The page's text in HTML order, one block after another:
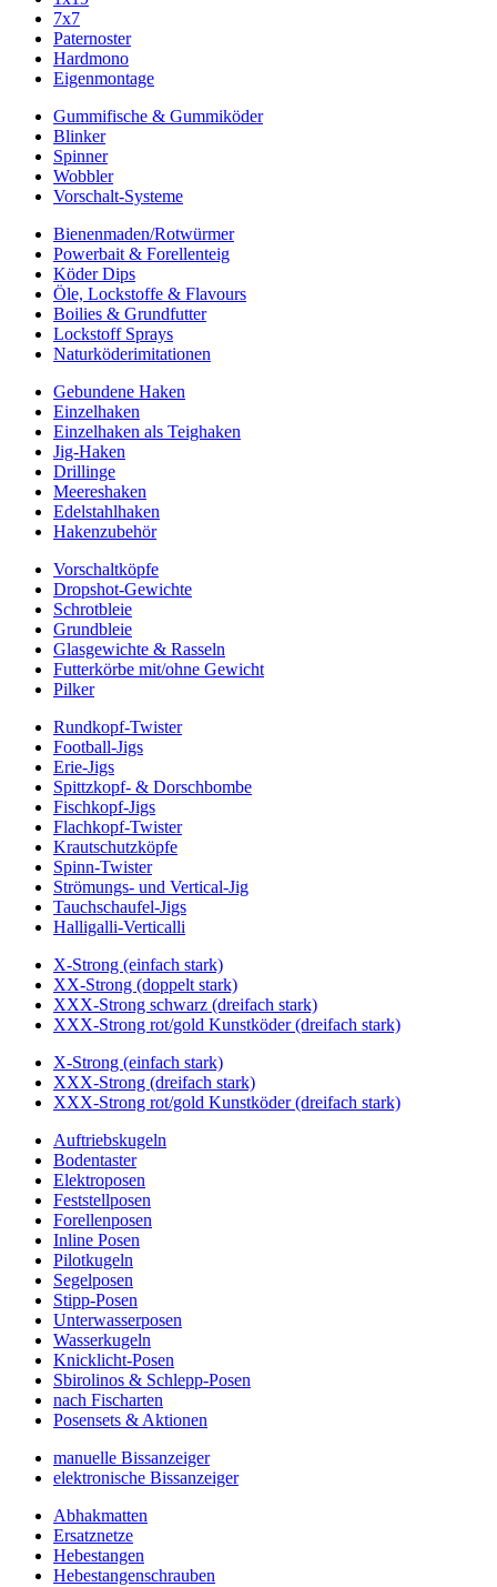
7x7
Paternoster
Hardmono
Eigenmontage
Gummifische & Gummiköder
Blinker
Spinner
Wobbler
Vorschalt-Systeme
Bienenmaden/Rotwürmer
Powerbait & Forellenteig
Köder Dips
Öle, Lockstoffe & Flavours
Boilies & Grundfutter
Lockstoff Sprays
Naturköderimitationen
Gebundene Haken
Einzelhaken
Einzelhaken als Teighaken
Jig-Haken
Drillinge
Meereshaken
Edelstahlhaken
Hakenzubehör
Vorschaltköpfe
Dropshot-Gewichte
Schrotbleie
Grundbleie
Glasgewichte & Rasseln
Futterkörbe mit/ohne Gewicht
Pilker
Rundkopf-Twister
Football-Jigs
Erie-Jigs
Spittzkopf- & Dorschbombe
Fischkopf-Jigs
Flachkopf-Twister
Krautschutzköpfe
Spinn-Twister
Strömungs- und Vertical-Jig
Tauchschaufel-Jigs
Halligalli-Verticalli
X-Strong (einfach stark)
XX-Strong (doppelt stark)
XXX-Strong schwarz (dreifach stark)
XXX-Strong rot/gold Kunstköder (dreifach stark)
X-Strong (einfach stark)
XXX-Strong (dreifach stark)
XXX-Strong rot/gold Kunstköder (dreifach stark)
Auftriebskugeln
Bodentaster
Elektroposen
Feststellposen
Forellenposen
Inline Posen
Pilotkugeln
Segelposen
Stipp-Posen
Unterwasserposen
Wasserkugeln
Knicklicht-Posen
Sbirolinos & Schlepp-Posen
nach Fischarten
Posensets & Aktionen
manuelle Bissanzeiger
elektronische Bissanzeiger
Abhakmatten
Ersatznetze
Hebestangen
Hebestangenschrauben